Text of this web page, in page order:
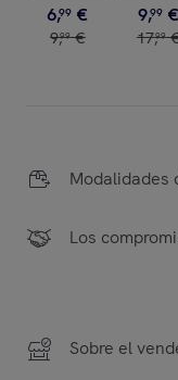
6,99 €
9,99 €
9,99 €
17,99
Modalidades
Los
Sobre el